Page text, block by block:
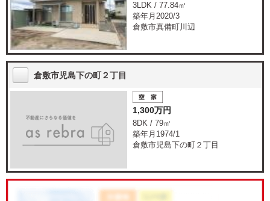
3LDK / 77.84㎡
築年月2020/3
倉敷市真備町川辺
倉敷市児島下の町２丁目
1,300万円
8DK / 79㎡
築年月1974/1
倉敷市児島下の町２丁目